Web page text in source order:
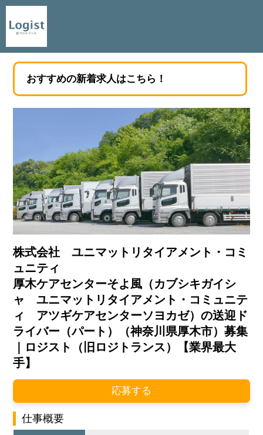
おすすめの新着求人はこちら！
株式会社 ユニマットリタイアメント・コミ
ュニティ
厚木ケアセンターそよ風（カブシキガイシ
ャ ユニマットリタイアメント・コミュニテ
ィ アツギケアセンターソヨカゼ）の送迎ド
ライバー（パート）（神奈川県厚木市）募集
｜ロジスト（旧ロジトランス）【業界最大
手】
応募する
仕事概要